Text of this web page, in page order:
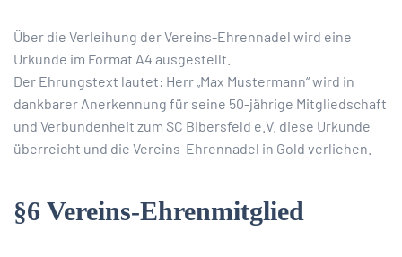
Über die Verleihung der Vereins-Ehrennadel wird eine
Urkunde im Format A4 ausgestellt.
Der Ehrungstext lautet: Herr „Max Mustermann“ wird in
dankbarer Anerkennung für seine 50-jährige Mitgliedschaft
und Verbundenheit zum SC Bibersfeld e.V. diese Urkunde
überreicht und die Vereins-Ehrennadel in Gold verliehen.
§6 Vereins-Ehrenmitglied